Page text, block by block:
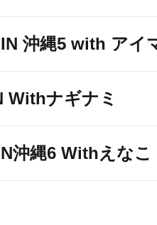
沖縄5 with アイ
Withナギナミ
沖縄6 Withえなこ